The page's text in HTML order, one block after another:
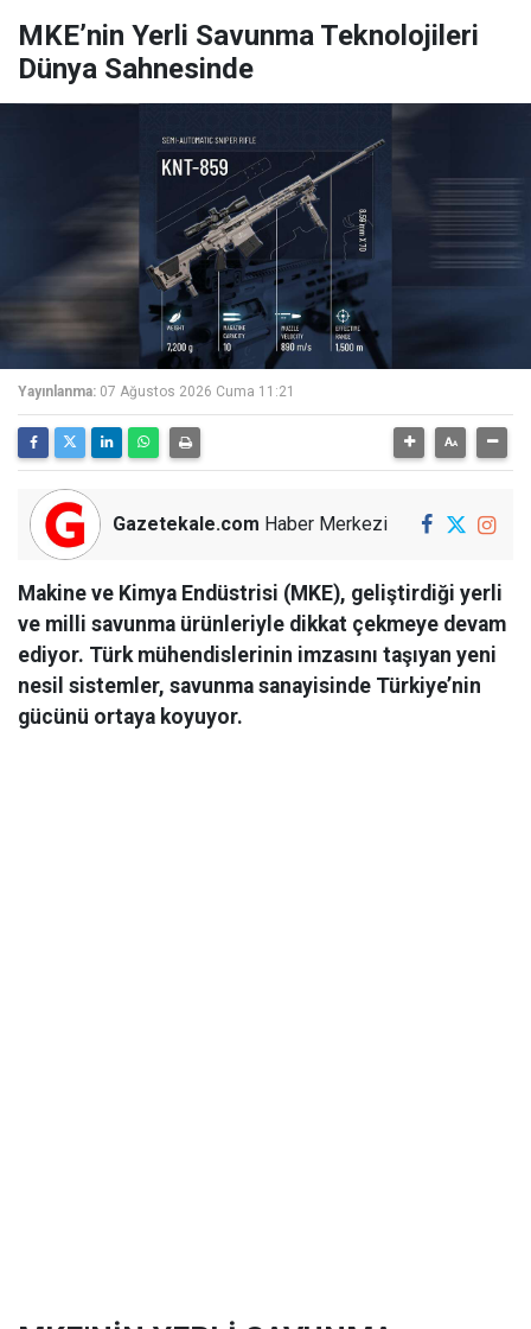
MKE’nin Yerli Savunma Teknolojileri
Dünya Sahnesinde
Yayınlanma: 07 Ağustos 2026 Cuma 11:21
Gazetekale.com Haber Merkezi
Makine ve Kimya Endüstrisi (MKE), geliştirdiği yerli
ve milli savunma ürünleriyle dikkat çekmeye devam
ediyor. Türk mühendislerinin imzasını taşıyan yeni
nesil sistemler, savunma sanayisinde Türkiye’nin
gücünü ortaya koyuyor.